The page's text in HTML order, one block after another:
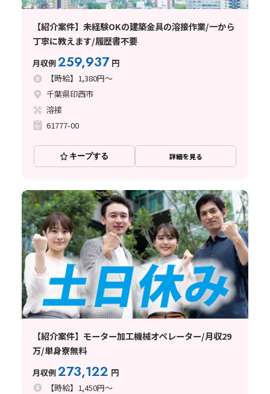
【紹介案件】未経験OKの建築金具の溶接作業/一から
丁寧に教えます/履歴書不要
月収例259,937 円
【時給】1,380円～
千葉県印西市
溶接
61777-00
キープする 詳細を見る
【紹介案件】モーター加工機械オペレーター/月収29
万/単身寮無料
月収例273,122 円
【時給】1,450円～